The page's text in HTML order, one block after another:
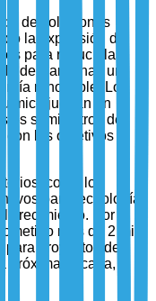
de soluciones
la expansión del
para reducir las
de París, hay un
renovable. Los
juegan un
suministros de
con los objetivos
como los
para tecnologías
crecimiento. Por
más de 2 mil
para proyectos de
próxima década,